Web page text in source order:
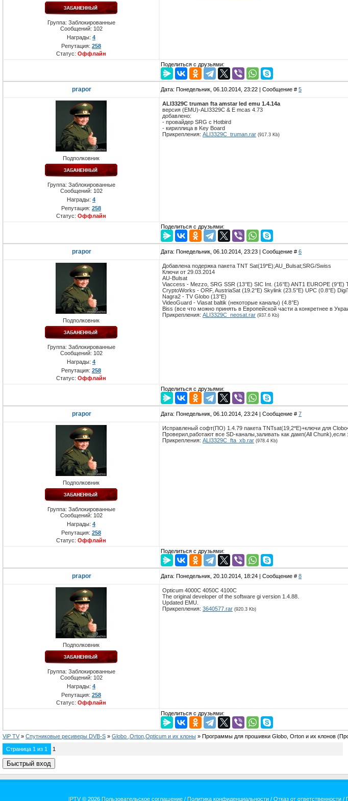
Группа: Заблокированные
Сообщений: 102
Награды: 4
Репутация: 258
Статус: Оффлайн
Поделиться с друзьями:
prapor Дата: Понедельник, 06.10.2014, 23:22 | Сообщение # 5
Подполковник
Группа: Заблокированные
Сообщений: 102
Награды: 4
Репутация: 258
Статус: Оффлайн
ALI3329C truman fta amstar led emu 1.4.14a
версия (EMU)-ALI3329C & E mcas 4.73
добавлено:
- провайдер SRG с Hotbird
- кириллица в Key Board
Прикрепления: ALI3329C_truman.rar (917.3 Kb)
Поделиться с друзьями:
prapor Дата: Понедельник, 06.10.2014, 23:23 | Сообщение # 6
Подполковник
Группа: Заблокированные
Сообщений: 102
Награды: 4
Репутация: 258
Статус: Оффлайн
Добавлена подержка пакета TNT Sat(19*E);AU_Bulsat;SRG/Swiss
Ключи от 29.03.2014
AU-Bulsat
Viaccess - Mezzo, SRG SSR (13°E) SIC Int. (16°E) ANT1 EUROPE (9°E)
CryptoWorks - ORF, AustriaSat (19.2°E) Skylink (23.5°E) UPC (0.8°E)
Nagra2 - TV Globo (13°E)
VideoGuard - Viasat baltik (некоторые каналы) (4.8°E)
Biss (все что можно принять в Европейской части а конкретнее в
Прикрепления: ALI3329C_neosat.rar (937.6 Kb)
Поделиться с друзьями:
prapor Дата: Понедельник, 06.10.2014, 23:24 | Сообщение # 7
Подполковник
Группа: Заблокированные
Сообщений: 102
Награды: 4
Репутация: 258
Статус: Оффлайн
Исправленый софт(ПО) 1.4.79 пакета TNTsat(19,2*E)+ключи для
Проверил,работают все SD-каналы,заливать как дамп(All
Прикрепления: ALI3329C_fta_xb.rar (978.4 Kb)
Поделиться с друзьями:
prapor Дата: Понедельник, 20.10.2014, 18:24 | Сообщение # 8
Подполковник
Группа: Заблокированные
Сообщений: 102
Награды: 4
Репутация: 258
Статус: Оффлайн
Opticum 4000C 4050C 4100C
The original developer of the software gi version 1.4.88.
Updated EMU.
Прикрепления: 3640577.rar (920.3 Kb)
Поделиться с друзьями:
ViP TV » Спутниковые ресиверы DVB-S » Globo ,Orton,Opticum и их клоны » Программы для прошивки Globo, Orton и их клонов
Страница 1 из 1 1
IPTV© 2026Пользовательское соглашение /Политика конфиденциальности /Отказ от ответственности /